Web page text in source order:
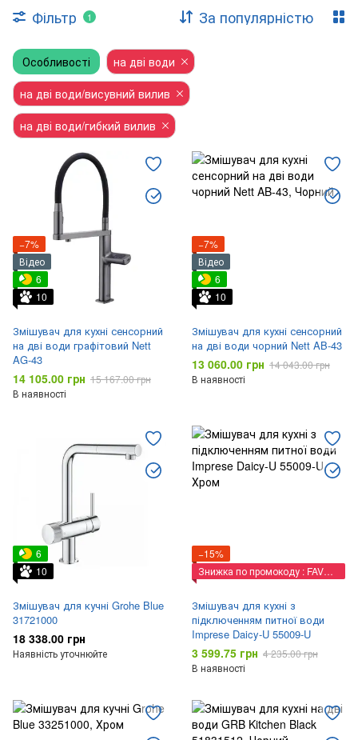
Аксесуари для змішувачів
Крани-дозатори
Фонтанчики питні
Приладові крани
Фільтр 1 За популярністю
Особливості
на дві води
на дві води/висувний вилив
на дві води/гибкий вилив
−7%
Відео
6
10
Змішувач для кухні сенсорний
на дві води графітовий Nett
AG-43
14 105.00 грн 15 167.00 грн
В наявності
−7%
Відео
6
10
Змішувач для кухні сенсорний
на дві води чорний Nett AB-43
13 060.00 грн 14 043.00 грн
В наявності
6
10
Змішувач для кучні Grohe Blue
31721000
18 338.00 грн
Наявність уточнюйте
−15%
Знижка по промокоду : FAVORIT
Змішувач для кухні з
підключенням питної води
Imprese Daicy-U 55009-U
3 599.75 грн 4 235.00 грн
В наявності